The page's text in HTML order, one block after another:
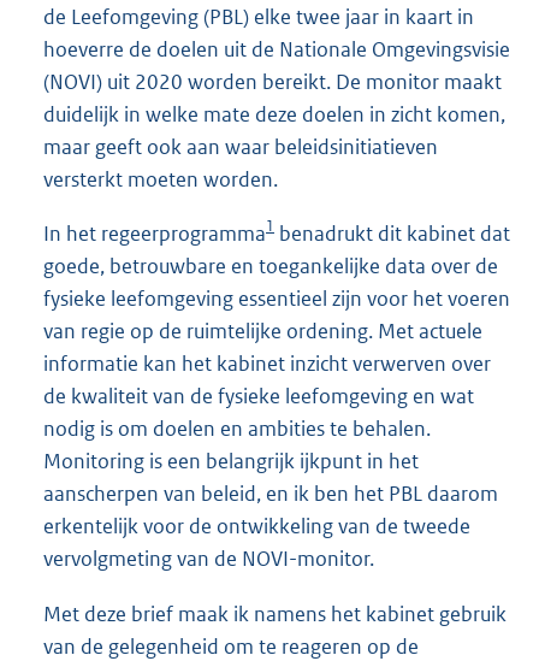
de Leefomgeving (PBL) elke twee jaar in kaart in
hoeverre de doelen uit de Nationale Omgevingsvisie
(NOVI) uit 2020 worden bereikt. De monitor maakt
duidelijk in welke mate deze doelen in zicht komen,
maar geeft ook aan waar beleidsinitiatieven
versterkt moeten worden.
In het regeerprogramma1 benadrukt dit kabinet dat
goede, betrouwbare en toegankelijke data over de
fysieke leefomgeving essentieel zijn voor het voeren
van regie op de ruimtelijke ordening. Met actuele
informatie kan het kabinet inzicht verwerven over
de kwaliteit van de fysieke leefomgeving en wat
nodig is om doelen en ambities te behalen.
Monitoring is een belangrijk ijkpunt in het
aanscherpen van beleid, en ik ben het PBL daarom
erkentelijk voor de ontwikkeling van de tweede
vervolgmeting van de NOVI-monitor.
Met deze brief maak ik namens het kabinet gebruik
van de gelegenheid om te reageren op de